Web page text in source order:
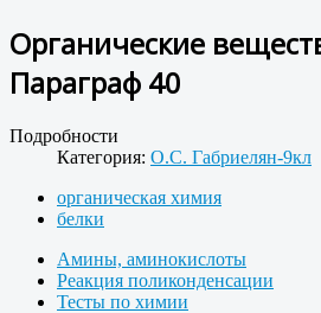
Органические
Параграф 40
Подробности
Категория: О.С. Габриелян-9кл
органическая химия
белки
Амины, аминокислоты
Реакция поликонденсации
Тесты по химии